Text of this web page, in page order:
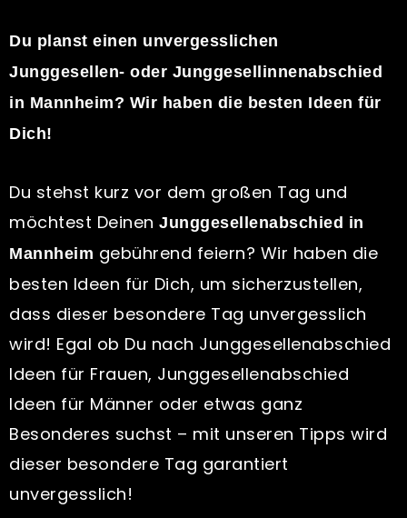
Du planst einen unvergesslichen
Junggesellen- oder Junggesellinnenabschied
in Mannheim? Wir haben die besten Ideen für
Dich!
Du stehst kurz vor dem großen Tag und
möchtest Deinen Junggesellenabschied in
Mannheim gebührend feiern? Wir haben die
besten Ideen für Dich, um sicherzustellen,
dass dieser besondere Tag unvergesslich
wird! Egal ob Du nach Junggesellenabschied
Ideen für Frauen, Junggesellenabschied
Ideen für Männer oder etwas ganz
Besonderes suchst – mit unseren Tipps wird
dieser besondere Tag garantiert
unvergesslich!